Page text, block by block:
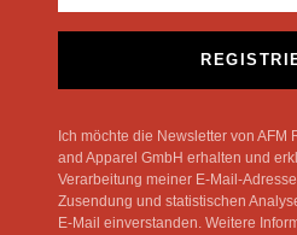
Ich möchte die Newsletter von AFM
and Apparel GmbH erhalten und
Verarbeitung meiner E-Mail-
Zusendung und statistischen
E-Mail einverstanden. Weitere